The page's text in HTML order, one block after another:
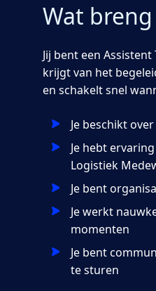
Wat
Jij bent een
krijgt van het
en schakelt snel
Je beschikt
Je hebt
Logistiek
Je bent
Je werkt
momenten
Je bent
te sturen